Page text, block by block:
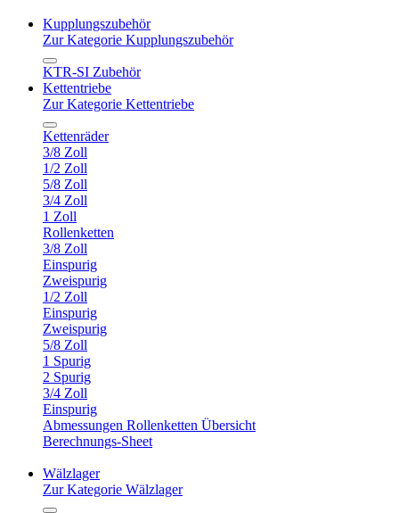
Kupplungszubehör
Zur Kategorie Kupplungszubehör
KTR-SI Zubehör
Kettentriebe
Zur Kategorie Kettentriebe
Kettenräder
3/8 Zoll
1/2 Zoll
5/8 Zoll
3/4 Zoll
1 Zoll
Rollenketten
3/8 Zoll
Einspurig
Zweispurig
1/2 Zoll
Einspurig
Zweispurig
5/8 Zoll
1 Spurig
2 Spurig
3/4 Zoll
Einspurig
Abmessungen Rollenketten Übersicht
Berechnungs-Sheet
Wälzlager
Zur Kategorie Wälzlager